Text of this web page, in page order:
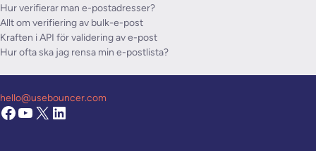
Hur verifierar man e-postadresser?
Allt om verifiering av bulk-e-post
Kraften i API för validering av e-post
Hur ofta ska jag rensa min e-postlista?
hello@usebouncer.com